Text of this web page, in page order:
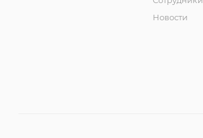
Новости